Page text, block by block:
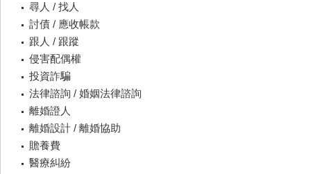
尋人 / 找人
討債 / 應收帳款
跟人 / 跟蹤
侵害配偶權
投資詐騙
法律諮詢 / 婚姻法律諮詢
離婚證人
離婚設計 / 離婚協助
贍養費
醫療糾紛